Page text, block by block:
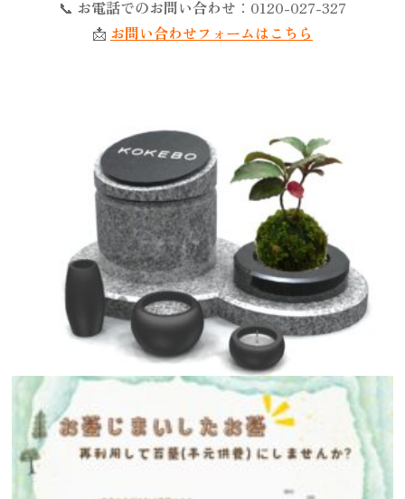
📞 お電話でのお問い合わせ ：0120-027-327
📩 お問い合わせフォームはこちら